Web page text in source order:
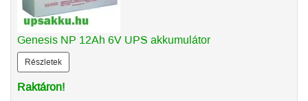
Genesis NP 12Ah 6V UPS akkumulátor
Részletek
Raktáron!